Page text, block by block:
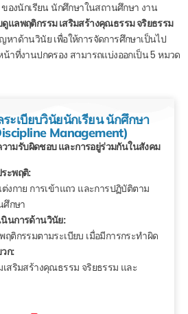
องนักเรียน นักศึกษาในสถานศึกษา งาน
ดูแลพฤติกรรม เสริมสร้างคุณธรรม จริยธรรม
าด้านวินัย เพื่อให้การจัดการศึกษาเป็นไป
าที่งานปกครอง สามารถแบ่งออกเป็น 5 หมวด
ะเบียบวินัยนักเรียน นักศึกษา
Management)
ามรับผิดชอบ และการอยู่ร่วมกันในสังคม
ะพฤติ:
งกาย การเข้าแถว และการปฏิบัติตาม
ศึกษา
นการด้านวินัย:
ฤติกรรมตามระเบียบ เมื่อมีการกระทำผิด
ก:
สริมสร้างคุณธรรม จริยธรรม และ